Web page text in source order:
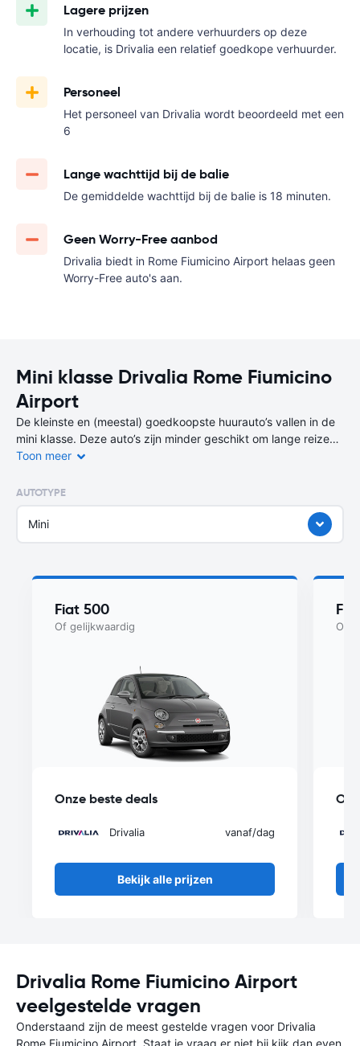
Lagere prijzen
In verhouding tot andere verhuurders op deze
locatie, is Drivalia een relatief goedkope verhuurder.
Personeel
Het personeel van Drivalia wordt beoordeeld met een
6
Lange wachttijd bij de balie
De gemiddelde wachttijd bij de balie is 18 minuten.
Geen Worry-Free aanbod
Drivalia biedt in Rome Fiumicino Airport helaas geen
Worry-Free auto's aan.
Mini klasse Drivalia Rome Fiumicino
Airport
De kleinste en (meestal) goedkoopste huurauto’s vallen in de
mini klasse. Deze auto’s zijn minder geschikt om lange reizen
mee te maken, maar wel perfect voor korte afstanden of een
Je bent niet alleen voordelig uit bij de huur van de auto, maar
ook tijdens het gebruik, want deze mini-auto’s verbruiken heel
weinig brandstof. Een auto uit deze klasse huur je op deze
Toon meer
AUTOTYPE
Mini
Fiat 500
Of gelijkwaardig
Onze beste deals
Drivalia vanaf/dag
Bekijk alle prijzen
Of
Drivalia Rome Fiumicino Airport
veelgestelde vragen
Onderstaand zijn de meest gestelde vragen voor Drivalia
Rome Fiumicino Airport. Staat je vraag er niet bij kijk dan even